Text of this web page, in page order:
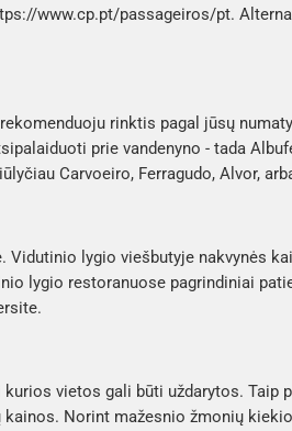
www.cp.pt/passageiros/pt.
rinktis pagal jūsų
prie vandenyno - tada
Carvoeiro, Ferragudo, Alvor,
lygio viešbutyje nakvynės
lygio restoranuose pagrindiniai
vietos gali būti uždarytos. Taip
Norint mažesnio žmonių